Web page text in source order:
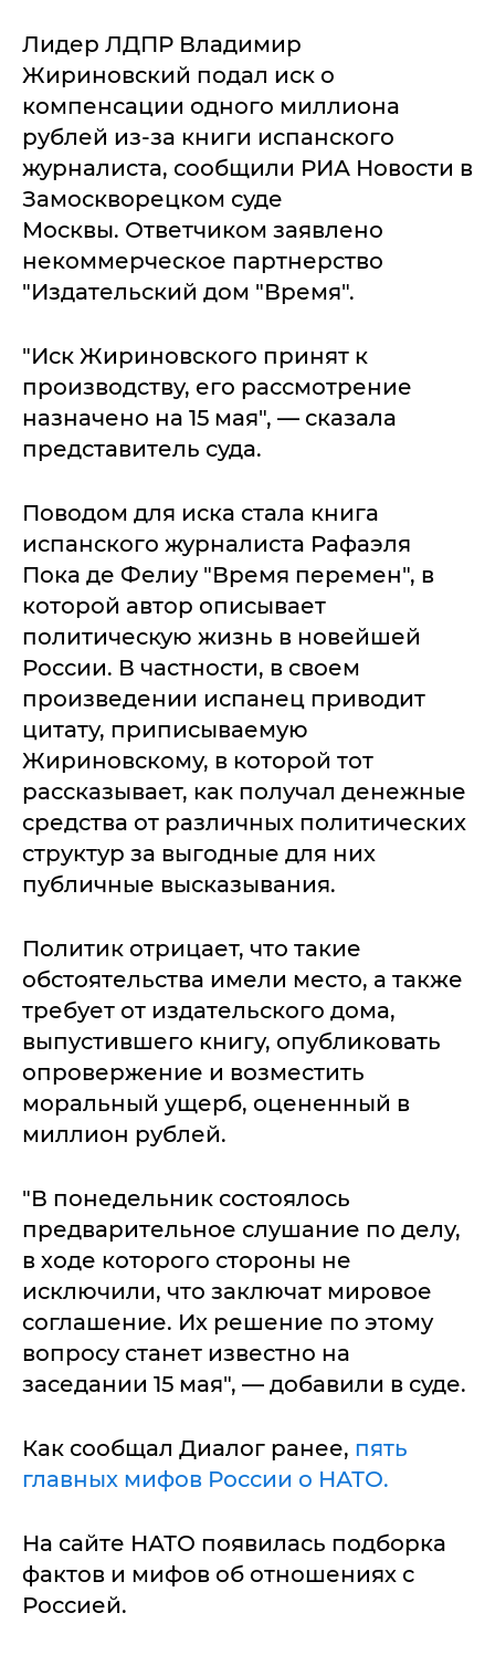
Лидер ЛДПР Владимир
Жириновский подал иск о
компенсации одного миллиона
рублей из-за книги испанского
журналиста, сообщили РИА Новости в
Замоскворецком суде
Москвы. Ответчиком заявлено
некоммерческое партнерство
"Издательский дом "Время".
"Иск Жириновского принят к
производству, его рассмотрение
назначено на 15 мая", — сказала
представитель суда.
Поводом для иска стала книга
испанского журналиста Рафаэля
Пока де Фелиу "Время перемен", в
которой автор описывает
политическую жизнь в новейшей
России. В частности, в своем
произведении испанец приводит
цитату, приписываемую
Жириновскому, в которой тот
рассказывает, как получал денежные
средства от различных политических
структур за выгодные для них
публичные высказывания.
Политик отрицает, что такие
обстоятельства имели место, а также
требует от издательского дома,
выпустившего книгу, опубликовать
опровержение и возместить
моральный ущерб, оцененный в
миллион рублей.
"В понедельник состоялось
предварительное слушание по делу,
в ходе которого стороны не
исключили, что заключат мировое
соглашение. Их решение по этому
вопросу станет известно на
заседании 15 мая", — добавили в суде.
Как сообщал Диалог ранее, пять
главных мифов России о НАТО.
На сайте НАТО появилась подборка
фактов и мифов об отношениях с
Россией.